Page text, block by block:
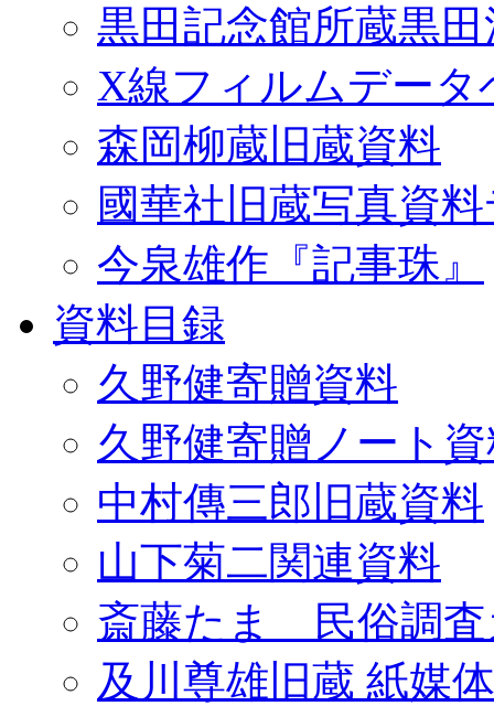
黒田記念館所蔵黒
X線フィルムデータ
森岡柳蔵旧蔵資料
國華社旧蔵写真資
今泉雄作『記事珠』
資料目録
久野健寄贈資料
久野健寄贈ノート
中村傳三郎旧蔵資料
山下菊二関連資料
斎藤たま 民俗調査
及川尊雄旧蔵 紙媒